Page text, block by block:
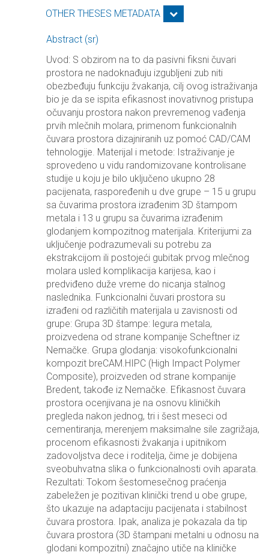
OTHER THESES METADATA
Abstract (sr)
Uvod: S obzirom na to da pasivni fiksni čuvari
prostora ne nadoknađuju izgubljeni zub niti
obezbeđuju funkciju žvakanja, cilj ovog istraživanja
bio je da se ispita efikasnost inovativnog pristupa
očuvanju prostora nakon prevremenog vađenja
prvih mlečnih molara, primenom funkcionalnih
čuvara prostora dizajniranih uz pomoć CAD/CAM
tehnologije. Materijal i metode: Istraživanje je
sprovedeno u vidu randomizovane kontrolisane
studije u koju je bilo uključeno ukupno 28
pacijenata, raspoređenih u dve grupe – 15 u grupu
sa čuvarima prostora izrađenim 3D štampom
metala i 13 u grupu sa čuvarima izrađenim
glodanjem kompozitnog materijala. Kriterijumi za
uključenje podrazumevali su potrebu za
ekstrakcijom ili postojeći gubitak prvog mlečnog
molara usled komplikacija karijesa, kao i
predviđeno duže vreme do nicanja stalnog
naslednika. Funkcionalni čuvari prostora su
izrađeni od različitih materijala u zavisnosti od
grupe: Grupa 3D štampe: legura metala,
proizvedena od strane kompanije Scheftner iz
Nemačke. Grupa glodanja: visokofunkcionalni
kompozit breCAM.HIPC (High Impact Polymer
Composite), proizveden od strane kompanije
Bredent, takođe iz Nemačke. Efikasnost čuvara
prostora ocenjivana je na osnovu kliničkih
pregleda nakon jednog, tri i šest meseci od
cementiranja, merenjem maksimalne sile zagrižaja,
procenom efikasnosti žvakanja i upitnikom
zadovoljstva dece i roditelja, čime je dobijena
sveobuhvatna slika o funkcionalnosti ovih aparata.
Rezultati: Tokom šestomesečnog praćenja
zabeležen je pozitivan klinički trend u obe grupe,
što ukazuje na adaptaciju pacijenata i stabilnost
čuvara prostora. Ipak, analiza je pokazala da tip
čuvara prostora (3D štampani metalni u odnosu na
glodani kompozitni) značajno utiče na kliničke